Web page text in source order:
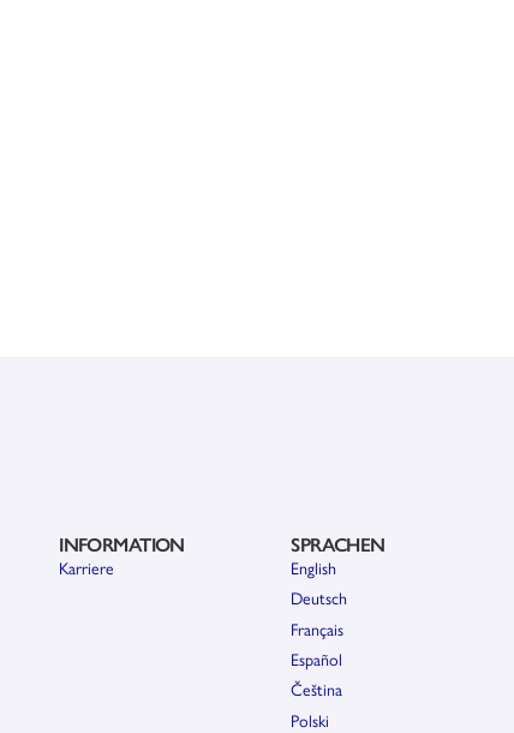
INFORMATION
Karriere
SPRACHEN
English
Deutsch
Français
Español
Čeština
Polski